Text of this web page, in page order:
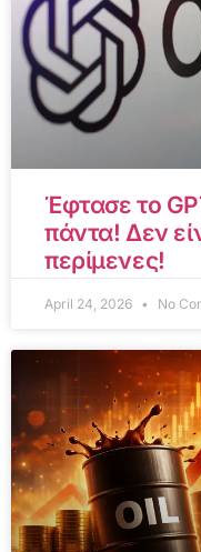
Έφτασε το
πάντα! Δεν
περίμενες!
April 24, 2026 No